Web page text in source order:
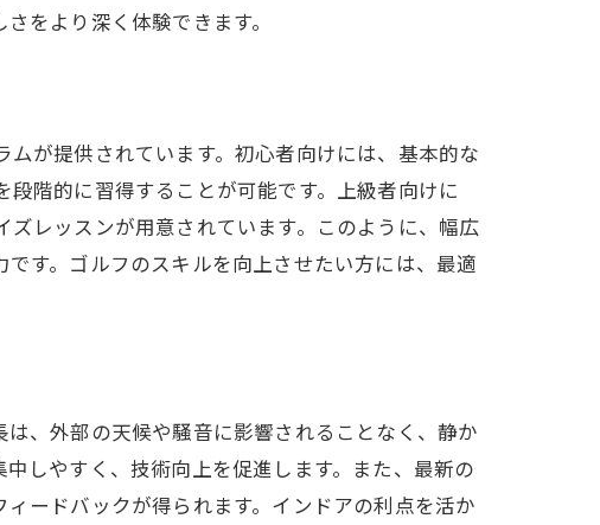
をより深く体験できます。
が提供されています。初心者向けには、基本的な
階的に習得することが可能です。上級者向けに
レッスンが用意されています。このように、幅広
す。ゴルフのスキルを向上させたい方には、最適
、外部の天候や騒音に影響されることなく、静か
しやすく、技術向上を促進します。また、最新の
ードバックが得られます。インドアの利点を活か